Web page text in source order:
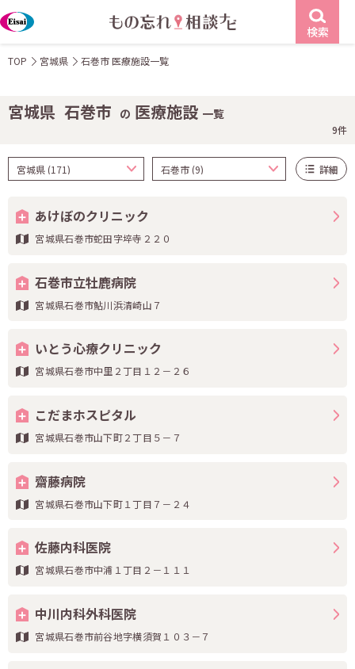
検索
TOP 宮城県 石巻市 医療施設一覧
宮城県 石巻市 の 医療施設 一覧
9件
詳細
あけぼのクリニック
宮城県石巻市蛇田字埣寺２２０
石巻市立牡鹿病院
宮城県石巻市鮎川浜清崎山７
いとう心療クリニック
宮城県石巻市中里２丁目１２－２６
こだまホスピタル
宮城県石巻市山下町２丁目５－７
齋藤病院
宮城県石巻市山下町１丁目７－２４
佐藤内科医院
宮城県石巻市中浦１丁目２－１１１
中川内科外科医院
宮城県石巻市前谷地字横須賀１０３－７